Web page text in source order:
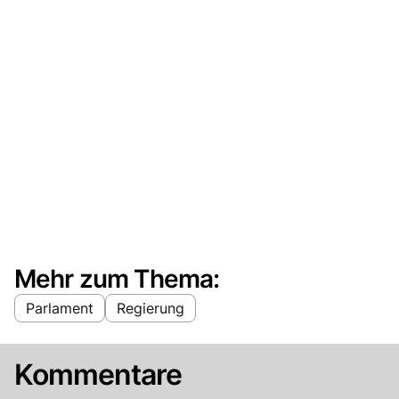
Mehr zum Thema:
Parlament Regierung
Kommentare